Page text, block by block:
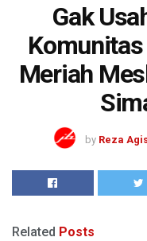
Gak
Meriah
by Reza
Related Posts